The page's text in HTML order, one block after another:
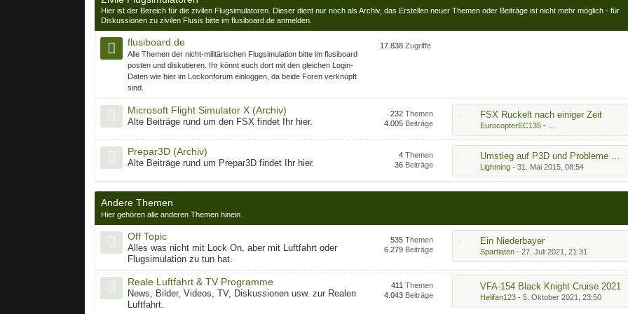
Hier ist der Bereich für die zivilen Flugsimulatoren. Dieser dient nur noch als Archiv, das Erstellen neuer Themen oder Beiträge ist nicht mehr möglich - für
Diskussionen zu zivilen Flusis bitte im flusiboard.de anmelden.
flusiboard.de
Alle Themen der nicht-militärischen Flugsimulation bitte im flusiboard
posten und diskutieren. Ihr könnt euch dort mit den gleichen Login-
Daten wie hier im Lockonforum einloggen, da beide Foren verknüpft
sind.
Zugriffe
17.838
Microsoft Flight Simulator X (Archiv)
Alte Beiträge rund um den FSX findet Ihr hier.
Themen
232
Beiträge
4.005
FSX Ruckelt nach einiger Zeit
EurocopterEC135-
Prepar3D (Archiv)
Alte Beiträge rund um Prepar3D findet Ihr hier.
Themen
4
Beiträge
36
Umstieg auf P3D und Probleme mit ORBX
Lightning- 31. Mai 2015, 08:54
Andere Themen
Hier gehören alle anderen Themen hinein.
Off Topic
Alles was nicht mit Lock On, aber mit Luftfahrt oder
Flugsimulation zu tun hat.
Themen
535
Beiträge
6.279
Ein Niederbayer
Spartiaten- 27. Juli 2021, 21:31
Reale Luftfahrt & TV Programme
News, Bilder, Videos, TV, Diskussionen usw. zur Realen
Luftfahrt.
Themen
411
Beiträge
4.043
VFA-154 Black Knight Cruise 2021
Helifan123- 5. Oktober 2021, 23:50